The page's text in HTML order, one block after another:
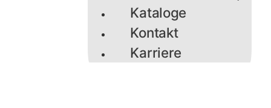
Kataloge
Kontakt
Karriere